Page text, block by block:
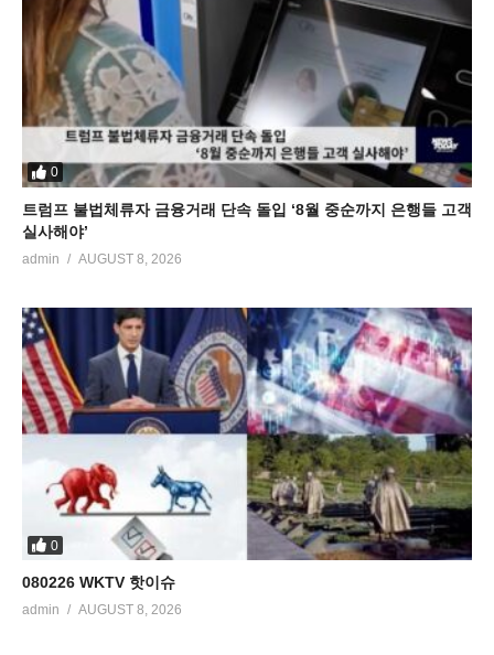
0
트럼프 불법체류자 금융거래 단속 돌입 ‘8월 중순까지 은행들 고객
실사해야’
admin AUGUST 8, 2026
0
080226 WKTV 핫이슈
admin AUGUST 8, 2026